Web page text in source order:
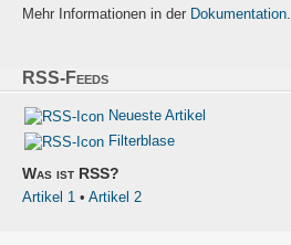
Mehr Informationen in der Dokumentation.
RSS-Feeds
Neueste Artikel
Filterblase
Was ist RSS?
Artikel 1 • Artikel 2